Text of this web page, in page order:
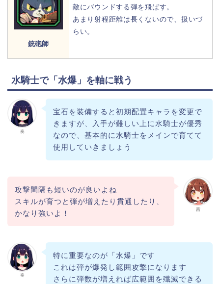
銃砲師
敵にバウンドする弾を飛ばす。
あまり射程距離は長くないので、扱いづ
らい。
水騎士で「水爆」を軸に戦う
奏
宝石を装備すると初期配置キャラを変更で
きますが、入手が難しい上に水騎士が優秀
なので、基本的に水騎士をメインで育てて
使用していきましょう
茜
攻撃間隔も短いのが良いよね
スキルが育つと弾が増えたり貫通したり、
かなり強いよ！
奏
特に重要なのが「水爆」です
これは弾が爆発し範囲攻撃になります
さらに弾数が増えれば広範囲を殲滅できる